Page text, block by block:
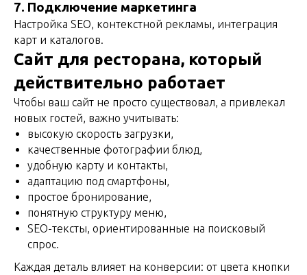
7. Подключение маркетинга
Настройка SEO, контекстной рекламы, интеграция
карт и каталогов.
Сайт для ресторана, который
действительно работает
Чтобы ваш сайт не просто существовал, а привлекал
новых гостей, важно учитывать:
высокую скорость загрузки,
качественные фотографии блюд,
удобную карту и контакты,
адаптацию под смартфоны,
простое бронирование,
понятную структуру меню,
SEO-тексты, ориентированные на поисковый
спрос.
Каждая деталь влияет на конверсии: от цвета кнопки